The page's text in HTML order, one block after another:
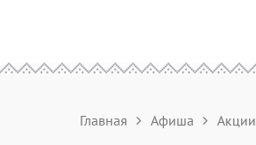
Главная Афиша Акции